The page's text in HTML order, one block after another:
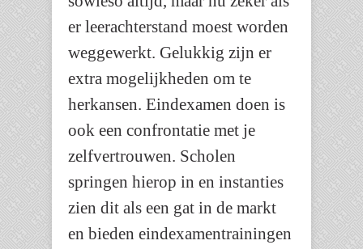
er leerachterstand moest worden
weggewerkt. Gelukkig zijn er
extra mogelijkheden om te
herkansen. Eindexamen doen is
ook een confrontatie met je
zelfvertrouwen. Scholen
springen hierop in en instanties
zien dit als een gat in de markt
en bieden eindexamentrainingen